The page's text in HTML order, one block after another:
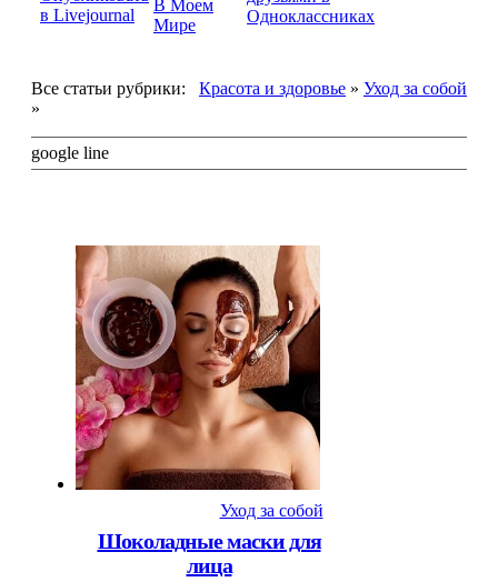
Все статьи рубрики: Красота и здоровье » Уход за собой
»
google line
Уход за собой
Шоколадные маски для
лица